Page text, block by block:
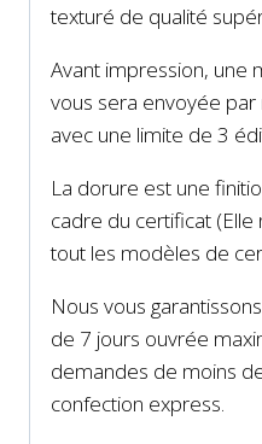
texturé de qualité
Avant impression, une
vous sera envoyée
avec une limite de 3
La dorure est une
cadre du certificat (Elle
tout les modèles de
Nous vous
de 7 jours ouvrée
demandes de moins
confection express.